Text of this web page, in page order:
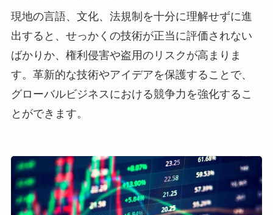
現地の言語、文化、法規制を十分に理解せずに進
出すると、せっかくの技術が正当に評価されない
ばかりか、権利侵害や盗用のリスクが高まりま
す。革新的な技術やアイデアを保護することで、
グローバルビジネスにおける競争力を強化するこ
とができます。